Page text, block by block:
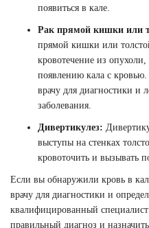
появиться в кале.
Рак прямой кишки или
прямой кишки или
кровотечение из
появлению кала с
врачу для диагностики и
заболевания.
Дивертикулез:
выступы на стенках
кровоточить и вызывать
Если вы обнаружили кровь в
врачу для диагностики и
квалифицированный
правильный диагноз и